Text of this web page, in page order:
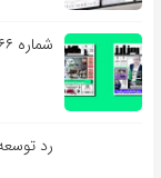
شماره ۶۶ هفته‌نامه کارنگ و رمزارز شماره ۳۶ منتشر شد
رد